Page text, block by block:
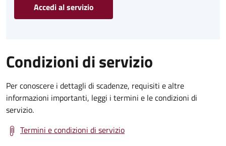
Accedi al servizio
Condizioni di servizio
Per conoscere i dettagli di scadenze, requisiti e altre
informazioni importanti, leggi i termini e le condizioni di
servizio.
Termini e condizioni di servizio